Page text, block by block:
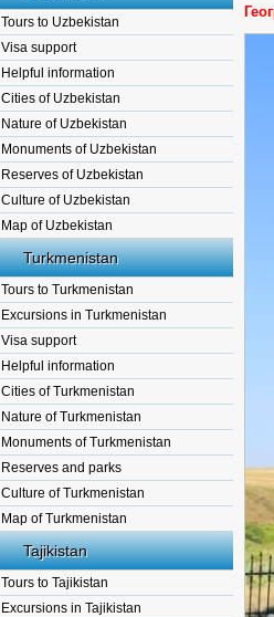
Tours to Uzbekistan
Visa support
Helpful information
Cities of Uzbekistan
Nature of Uzbekistan
Monuments of Uzbekistan
Reserves of Uzbekistan
Culture of Uzbekistan
Map of Uzbekistan
Turkmenistan
Tours to Turkmenistan
Excursions in Turkmenistan
Visa support
Helpful information
Cities of Turkmenistan
Nature of Turkmenistan
Monuments of Turkmenistan
Reserves and parks
Culture of Turkmenistan
Map of Turkmenistan
Tajikistan
Tours to Tajikistan
Excursions in Tajikistan